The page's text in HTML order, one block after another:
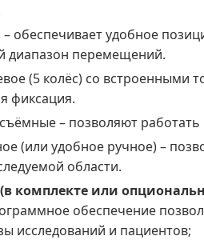
обеспечивает удобное
диапазон перемещений.
(5 колёс) со встроенными
фиксация.
– позволяют
(или удобное ручное) –
области.
комплекте или
обеспечение
исследований и пациентов;